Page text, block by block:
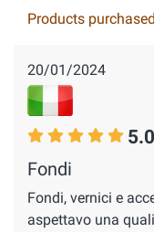
Products purchased
20/01/2024
5.0
Fondi
Fondi, vernici e
aspettavo una